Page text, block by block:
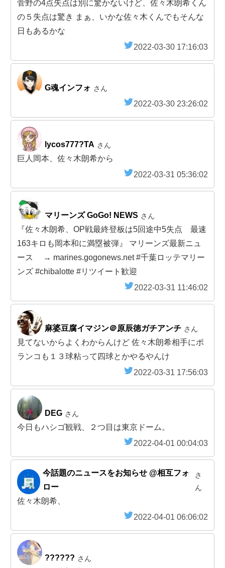
菅野の4点失点は別に驚かないけど、佐々木朗希くん
の５失点は驚き まぁ、いかな佐々木くんでもそんな
日もあるかな
2022-03-30 17:16:03
G魂インフォ さん
2022-03-30 23:26:02
lycos777?TA さん
巨人岡本、佐々木朗希から
2022-03-31 05:36:02
マリーンズ GoGo! NEWS さん
『佐々木朗希、OP戦最終登板は5回途中5失点 最速
163キロも岡本和に満塁被弾』 マリーンズ最新ニュ
ース → marines.gogonews.net #千葉ロッテマリー
ンズ #chibalotte #リツイート歓迎
2022-03-31 11:46:02
麻婆豆腐イマジン＠原辰徳ガチアンチ さん
見てないからよくわからんけど 佐々木朗希相手にポ
ランコも１３球粘って四球とかやるやんけ
2022-03-31 17:56:03
DEG さん
今日もハシゴ観戦、２つ目は東京ドーム。
2022-04-01 00:04:03
今話題のニュースをお知らせ @相互フォ
ロー
さ
ん
佐々木朗希、
2022-04-01 06:06:02
?????? さん